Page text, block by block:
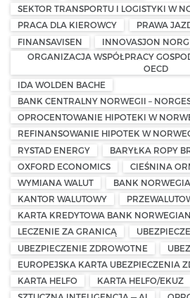
SEKTOR TRANSPORTU I LOGISTYKI W
PRACA DLA KIEROWCY
PRAWA
FINANSAVISEN
INNOVASJON
ORGANIZACJA WSPÓŁPRACY
OECD
IDA WOLDEN BACHE
BANK CENTRALNY NORWEGII –
OPROCENTOWANIE HIPOTEKI W
REFINANSOWANIE HIPOTEK W
RYSTAD ENERGY
BARYŁKA ROPY
OXFORD ECONOMICS
CIEŚNINA
WYMIANA WALUT
BANK
KANTOR WALUTOWY
KARTA KREDYTOWA BANK NORWEGIAN
LECZENIE ZA GRANICĄ
UBEZPIECZENIE ZDROWOTNE
EUROPEJSKA KARTA UBEZPIECZENIA
KARTA HELFO
KARTA HELFO/EKUZ